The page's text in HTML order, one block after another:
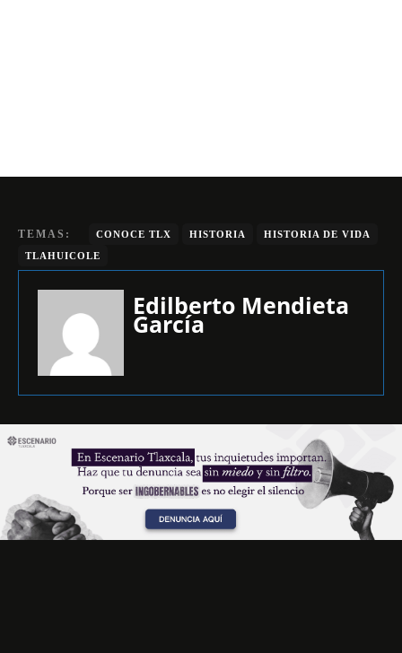
TEMAS: CONOCE TLX HISTORIA
HISTORIA DE VIDA
TLAHUICOLE
Edilberto Mendieta
García